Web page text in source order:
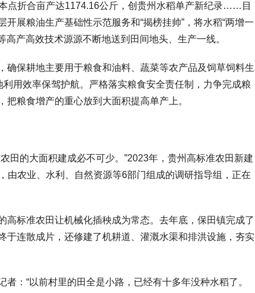
点折合亩产达1174.16公斤，创贵州水稻单产新纪录……目
展粮油生产基础性示范服务和“揭榜挂帅”，将水稻“两增一
高产高效技术源源不断地送到田间地头、生产一线。
保耕地主要用于粮食和油料、蔬菜等农产品及饲草饲料生
用效率保驾护航。严格落实粮食安全责任制，力争完成粮
粮食增产的重心放到大面积提高单产上。
的大面积建成必不可少。”2023年，贵州高标准农田新建
由农业、水利、自然资源等6部门组成的调研指导组，正在
标准农田让机械化插秧成为常态。去年底，保田镇完成了
于连散成片，还修建了机耕道、灌溉水渠和排洪设施，夯实
“以前村里的田全是小路，已经有十多年没种水稻了。